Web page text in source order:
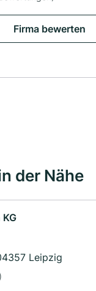
Firma bewerten
der Nähe
Leipzig